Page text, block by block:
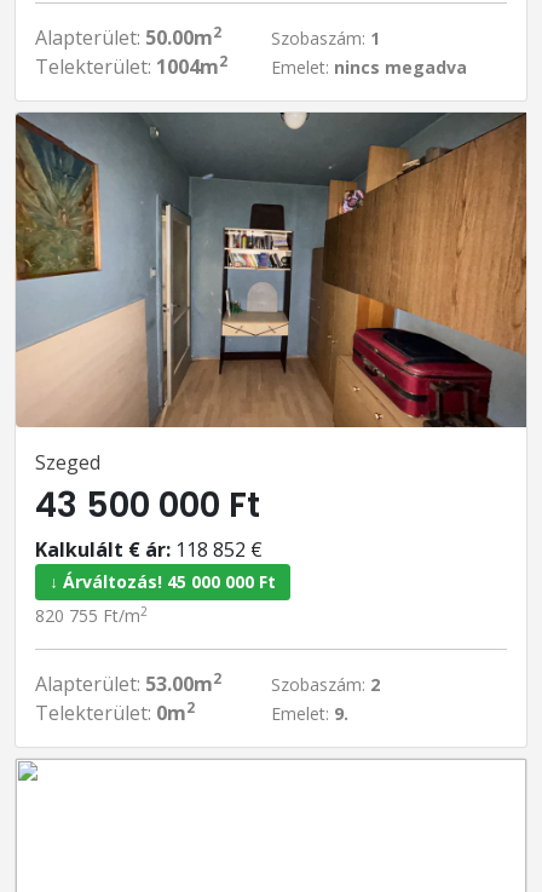
Alapterület: 50.00m2
Telekterület: 1004m2
Szobaszám: 1
Emelet: nincs megadva
Szeged
43 500 000 Ft
Kalkulált € ár: 118 852 €
↓ Árváltozás! 45 000 000 Ft
820 755 Ft/m2
Alapterület: 53.00m2
Telekterület: 0m2
Szobaszám: 2
Emelet: 9.